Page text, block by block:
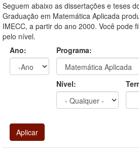
Seguem abaixo as dissertações e teses
Graduação em Matemática Aplicada
IMECC, a partir do ano 2000. Você pode
pelo nível.
Ano:
Programa:
Nível:
Aplicar